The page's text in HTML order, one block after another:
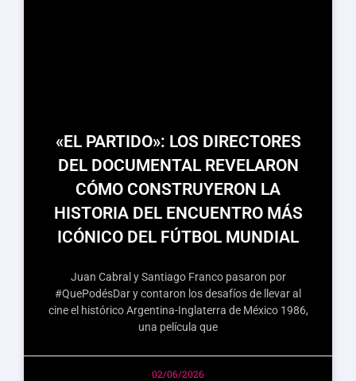
«EL PARTIDO»: LOS DIRECTORES
DEL DOCUMENTAL REVELARON
CÓMO CONSTRUYERON LA
HISTORIA DEL ENCUENTRO MÁS
ICÓNICO DEL FÚTBOL MUNDIAL
Juan Cabral y Santiago Franco pasaron por
#QuePodésDar y contaron los desafíos de llevar al
cine el histórico Argentina-Inglaterra de México 1986,
una película que
02/06/2026